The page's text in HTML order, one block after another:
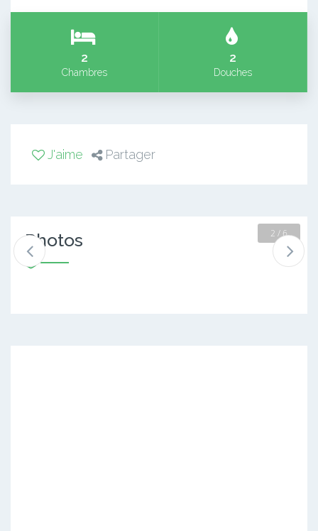
2
Chambres
2
Douches
J'aime Partager
Photos 2 / 6